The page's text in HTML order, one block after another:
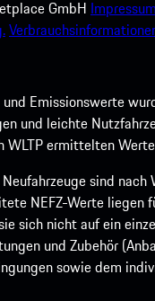
GmbH
und Emissionswerte
und leichte
WLTP ermittelten
sind
NEFZ-Werte
sich nicht auf ein
und Zubehör
sowie dem